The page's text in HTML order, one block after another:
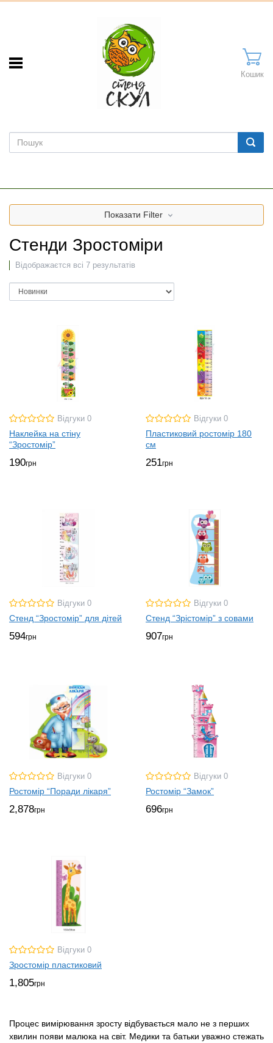
Кошик
Показати Filter
Стенди Зростоміри
Відображаєтся всі 7 результатів
Відгуки 0
Наклейка на стіну
“Зростомір”
190грн
Відгуки 0
Пластиковий ростомір 180
см
251грн
Відгуки 0
Стенд “Зростомір” для дітей
594грн
Відгуки 0
Стенд “Зрістомір” з совами
907грн
Відгуки 0
Ростомір “Поради лікаря”
2,878грн
Відгуки 0
Ростомір “Замок”
696грн
Відгуки 0
Зростомір пластиковий
1,805грн
Процес вимірювання зросту відбувається мало не з перших
хвилин появи малюка на світ. Медики та батьки уважно стежать